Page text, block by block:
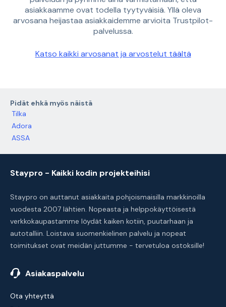
asiakkaamme ovat todella tyytyväisiä. Yllä oleva
arvosana heijastaa asiakkaidemme arvioita Trustpilot-
palvelussa.
Katso kaikki arvosanat ja arvostelut täältä
Pidät ehkä myös näistä
Tilka
Adora
ASSA
Staypro - Kaikki kodin projekteihisi
Staypro on auttanut asiakkaita pohjoismaisilla markkinoilla
vuodesta 2007 lähtien. Nopeasta ja helppokäyttöisestä
verkkokaupastamme löydät kaiken kotiin, puutarhaan ja
autotalliin. Loistava suomenkielinen palvelu ja nopeat
toimitukset ovat meidän juttumme - tervetuloa ostoksille!
Asiakaspalvelu
Ota yhteyttä